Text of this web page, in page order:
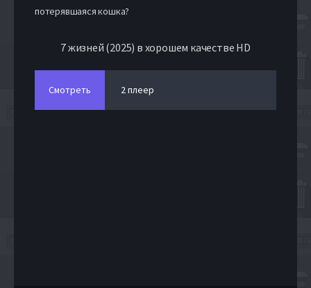
потерявшаяся кошка?
7 жизней (2025) в хорошем качестве HD
Смотреть 2 плеер